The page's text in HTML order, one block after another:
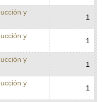
y
1
y
1
y
1
y
1